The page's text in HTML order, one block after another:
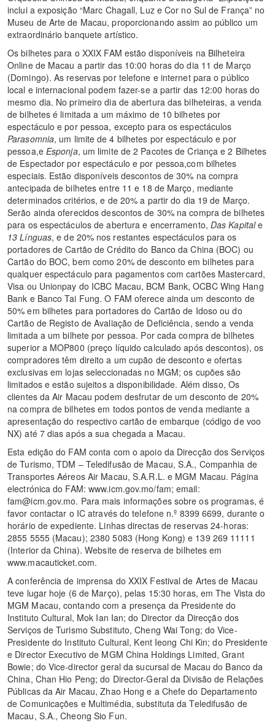
inclui a exposição “Marc Chagall, Luz e Cor no Sul de França” no
Museu de Arte de Macau, proporcionando assim ao público um
extraordinário banquete artístico.
Os bilhetes para o XXIX FAM estão disponíveis na Bilheteira
Online de Macau a partir das 10:00 horas do dia 11 de Março
(Domingo). As reservas por telefone e internet para o público
local e internacional podem fazer-se a partir das 12:00 horas do
mesmo dia. No primeiro dia de abertura das bilheteiras, a venda
de bilhetes é limitada a um máximo de 10 bilhetes por
espectáculo e por pessoa, excepto para os espectáculos
Parasomnia, um limite de 4 bilhetes por espectáculo e por
pessoa,eEsponja, um limite de 2 Pacotes de Criança e 2 Bilhetes
de Espectador por espectáculo e por pessoa,com bilhetes
especiais. Estão disponíveis descontos de 30% na compra
antecipada de bilhetes entre 11 e 18 de Março, mediante
determinados critérios, e de 20% a partir do dia 19 de Março.
Serão ainda oferecidos descontos de 30% na compra de bilhetes
para os espectáculos de abertura e encerramento, Das Kapitale
13 Línguas, e de 20% nos restantes espectáculos para os
portadores de Cartão de Crédito do Banco da China (BOC) ou
Cartão do BOC, bem como 20% de desconto em bilhetes para
qualquer espectáculo para pagamentos com cartões Mastercard,
Visa ou Unionpay do ICBC Macau, BCM Bank, OCBC Wing Hang
Bank e Banco Tai Fung. O FAM oferece ainda um desconto de
50% em bilhetes para portadores do Cartão de Idoso ou do
Cartão de Registo de Avaliação de Deficiência, sendo a venda
limitada a um bilhete por pessoa. Por cada compra de bilhetes
superior a MOP800 (preço líquido calculado após descontos), os
compradores têm direito a um cupão de desconto e ofertas
exclusivas em lojas seleccionadas no MGM; os cupões são
limitados e estão sujeitos a disponibilidade. Além disso, Os
clientes da Air Macau podem desfrutar de um desconto de 20%
na compra de bilhetes em todos pontos de venda mediante a
apresentação do respectivo cartão de embarque (código de voo
NX) até 7 dias após a sua chegada a Macau.
Esta edição do FAM conta com o apoio da Direcção dos Serviços
de Turismo, TDM – Teledifusão de Macau, S.A., Companhia de
Transportes Aéreos Air Macau, S.A.R.L. e MGM Macau. Página
electrónica do FAM: www.icm.gov.mo/fam; email:
fam@icm.gov.mo. Para mais informações sobre os programas, é
favor contactar o IC através do telefone n.º 8399 6699, durante o
horário de expediente. Linhas directas de reservas 24-horas:
2855 5555 (Macau); 2380 5083 (Hong Kong) e 139 269 11111
(Interior da China). Website de reserva de bilhetes em
www.macauticket.com.
A conferência de imprensa do XXIX Festival de Artes de Macau
teve lugar hoje (6 de Março), pelas 15:30 horas, em The Vista do
MGM Macau, contando com a presença da Presidente do
Instituto Cultural, Mok Ian Ian; do Director da Direcção dos
Serviços de Turismo Substituto, Cheng Wai Tong; do Vice-
Presidente do Instituto Cultural, Kent Ieong Chi Kin; do Presidente
e Director Executivo de MGM China Holdings Limited, Grant
Bowie; do Vice-director geral da sucursal de Macau do Banco da
China, Chan Hio Peng; do Director-Geral da Divisão de Relações
Públicas da Air Macau, Zhao Hong e a Chefe do Departamento
de Comunicações e Multimédia, substituta da Teledifusão de
Macau, S.A., Cheong Sio Fun.